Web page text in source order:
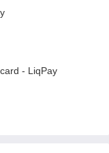
- LiqPay